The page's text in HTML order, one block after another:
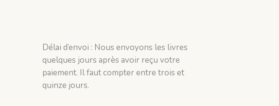
Délai d’envoi : Nous envoyons les livres
quelques jours après avoir reçu votre
paiement. Il faut compter entre trois et
quinze jours.